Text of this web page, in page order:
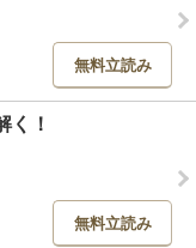
無料立読み
く！
無料立読み